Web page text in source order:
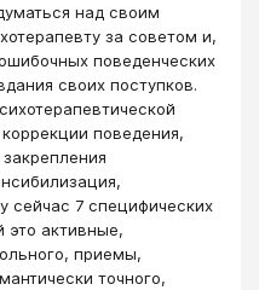
над своим
за советом и,
поведенческих
своих поступков.
поведения,
сейчас 7 специфических
это активные,
приемы,
точного,